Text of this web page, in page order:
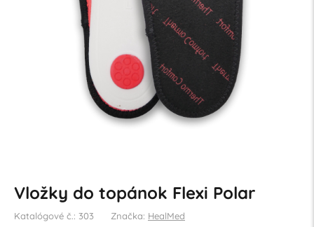
Vložky do topánok Flexi Polar
Katalógové č.: 303 Značka: HealMed